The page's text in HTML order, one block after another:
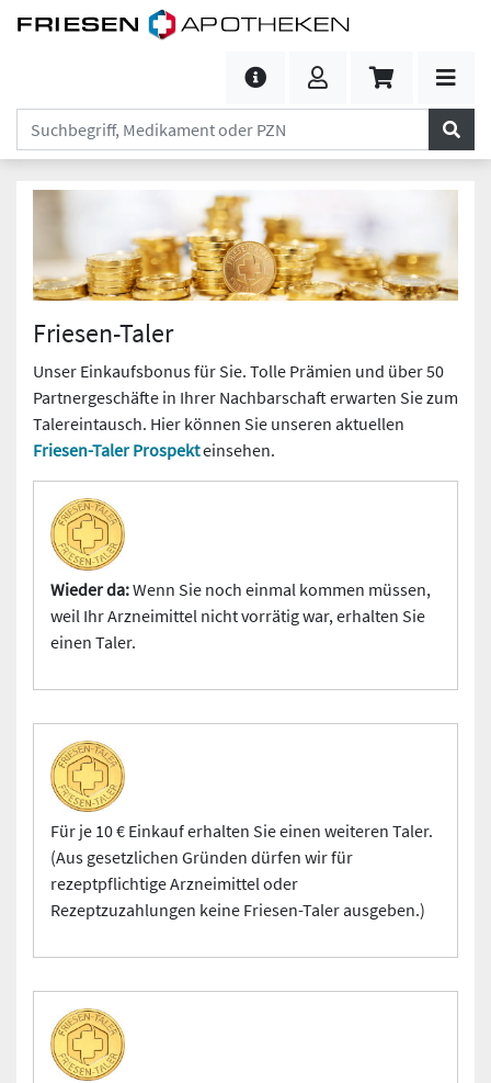
Friesen-Taler
Unser Einkaufsbonus für Sie. Tolle Prämien und über 50
Partnergeschäfte in Ihrer Nachbarschaft erwarten Sie zum
Talereintausch. Hier können Sie unseren aktuellen
Friesen-Taler Prospekteinsehen.
Wieder da:Wenn Sie noch einmal kommen müssen,
weil Ihr Arzneimittel nicht vorrätig war, erhalten Sie
einen Taler.
Für je 10 € Einkauf erhalten Sie einen weiteren Taler.
(Aus gesetzlichen Gründen dürfen wir für
rezeptpflichtige Arzneimittel oder
Rezeptzuzahlungen keine Friesen-Taler ausgeben.)